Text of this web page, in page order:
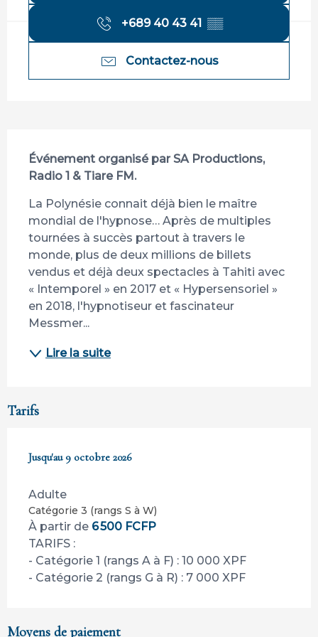
+689 40 43 41 ▒▒
Contactez-nous
Description
Événement organisé par SA Productions,
Radio 1 & Tiare FM.
La Polynésie connait déjà bien le maître
mondial de l'hypnose… Après de multiples
tournées à succès partout à travers le
monde, plus de deux millions de billets
vendus et déjà deux spectacles à Tahiti avec
« Intemporel » en 2017 et « Hypersensoriel »
en 2018, l'hypnotiseur et fascinateur
Messmer...
Lire la suite
Tarifs
Du5 janvier 2026au9 octobre 2026
Jusqu'au9 octobre 2026
Adulte
Catégorie 3 (rangs S à W)
À partir de 6 500 FCFP
TARIFS :
- Catégorie 1 (rangs A à F) : 10 000 XPF
- Catégorie 2 (rangs G à R) : 7 000 XPF
Moyens de paiement